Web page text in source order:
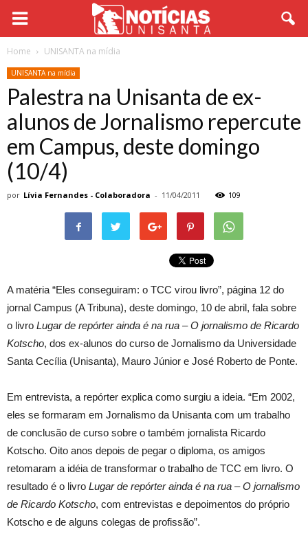
Home UNISANTA na mídia
UNISANTA na mídia
Palestra na Unisanta de ex-
alunos de Jornalismo repercute
em Campus, deste domingo
(10/4)
por Lívia Fernandes - Colaboradora - 11/04/2011 109
A matéria “Eles conseguiram: o TCC virou livro”, página 12 do
jornal Campus (A Tribuna), deste domingo, 10 de abril, fala sobre
o livro Lugar de repórter ainda é na rua – O jornalismo de Ricardo
Kotscho, dos ex-alunos do curso de Jornalismo da Universidade
Santa Cecília (Unisanta), Mauro Júnior e José Roberto de Ponte.
Em entrevista, a repórter explica como surgiu a ideia. “Em 2002,
eles se formaram em Jornalismo da Unisanta com um trabalho
de conclusão de curso sobre o também jornalista Ricardo
Kotscho. Oito anos depois de pegar o diploma, os amigos
retomaram a idéia de transformar o trabalho de TCC em livro. O
resultado é o livro Lugar de repórter ainda é na rua – O jornalismo
de Ricardo Kotscho, com entrevistas e depoimentos do próprio
Kotscho e de alguns colegas de profissão”.